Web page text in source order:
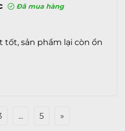
nhận quà cực Hot từ
Đã mua hàng
tốt, sản phẩm lại còn ổn
... 5 »